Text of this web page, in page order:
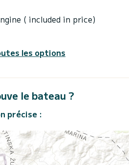
( included in price)
les options
le bateau ?
précise :